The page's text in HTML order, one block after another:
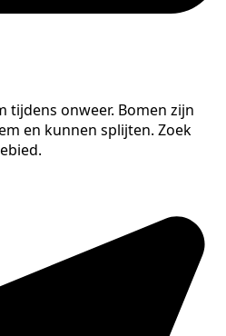
tijdens onweer. Bomen zijn
en kunnen splijten. Zoek